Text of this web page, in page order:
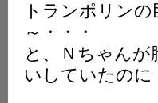
トランポリン
～・・・
と、Ｎちゃん
いしていたのに